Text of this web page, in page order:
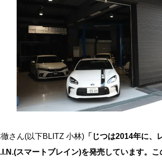
さん(以下BLITZ 小林) 「じつは2014年に
スマートブレイン)を発売しています。